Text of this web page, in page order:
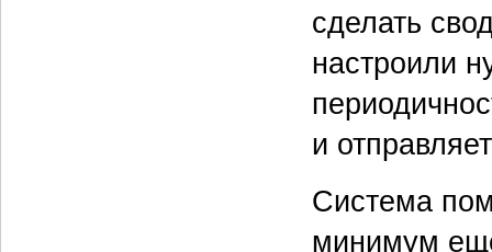
сделать
настроили
и
Система
минимум